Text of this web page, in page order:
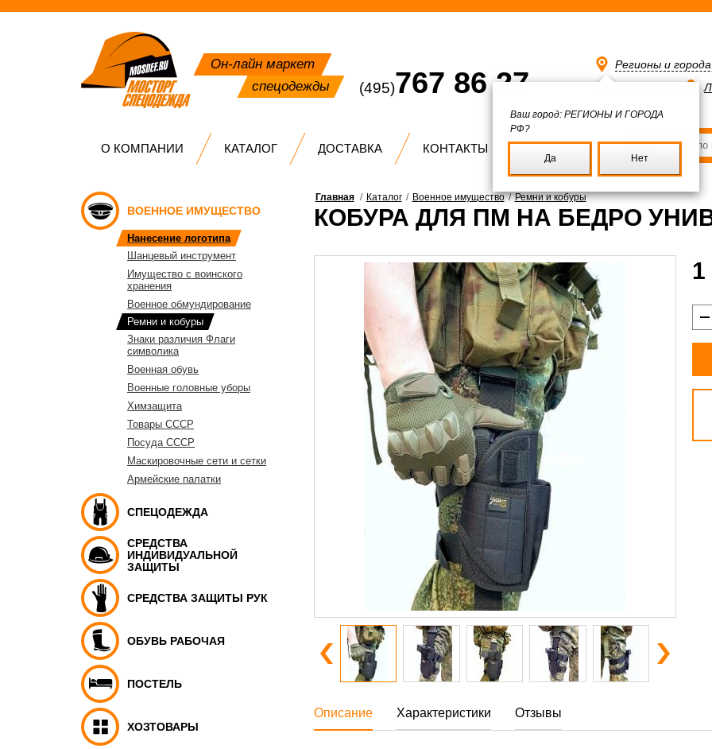
Он-лайн маркет
спецодежды
(495)767 86 27
Регионы и
Ваш город: РЕГИОНЫ И ГОРОДА
РФ?
Да Нет
О КОМПАНИИ КАТАЛОГ ДОСТАВКА КОНТАКТЫ
ВОЕННОЕ ИМУЩЕСТВО
Нанесение логотипа
Шанцевый инструмент
Имущество с воинского
хранения
Военное обмундирование
Ремни и кобуры
Знаки различия Флаги
символика
Военная обувь
Военные головные уборы
Химзащита
Товары СССР
Посуда СССР
Маскировочные сети и сетки
Армейские палатки
СПЕЦОДЕЖДА
СРЕДСТВА
ИНДИВИДУАЛЬНОЙ
ЗАЩИТЫ
СРЕДСТВА ЗАЩИТЫ РУК
ОБУВЬ РАБОЧАЯ
ПОСТЕЛЬ
ХОЗТОВАРЫ
Главная / Каталог / Военное имущество/Ремни и кобуры
КОБУРА ДЛЯ ПМ НА БЕДРО
1
Описание Характеристики Отзывы